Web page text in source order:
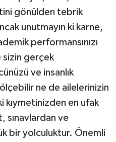
gönülden tebrik
unutmayın ki karne,
performansınızı
sizin gerçek
ve insanlık
ölçebilir ne de ailelerinizin
kıymetinizden en ufak
sınavlardan ve
bir yolculuktur. Önemli